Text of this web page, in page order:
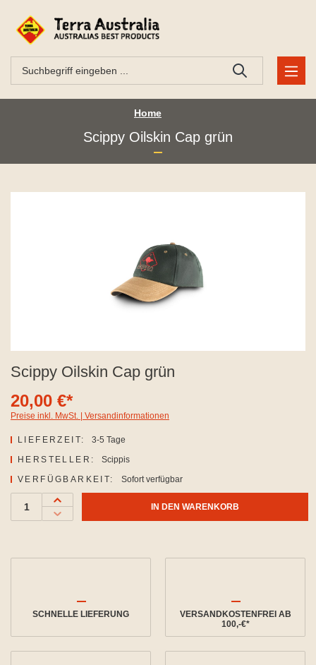
Home
Scippy Oilskin Cap grün
Scippy Oilskin Cap grün
20,00 €*
Preise inkl. MwSt. | Versandinformationen
LIEFERZEIT:
3-5 Tage
HERSTELLER:
Scippis
VERFÜGBARKEIT:
Sofort verfügbar
IN DEN WARENKORB
SCHNELLE LIEFERUNG
VERSANDKOSTENFREI AB
100,-€*